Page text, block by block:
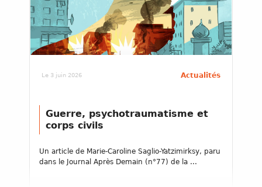
Le 3 juin 2026 Actualités
Guerre, psychotraumatisme et
corps civils
Un article de Marie-Caroline Saglio-Yatzimirksy, paru
dans le Journal Après Demain (n°77) de la ...